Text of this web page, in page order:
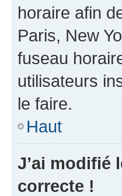
horaire afin
Paris, New
fuseau
utilisateurs
le faire.
Haut
J’ai modifié
correcte !